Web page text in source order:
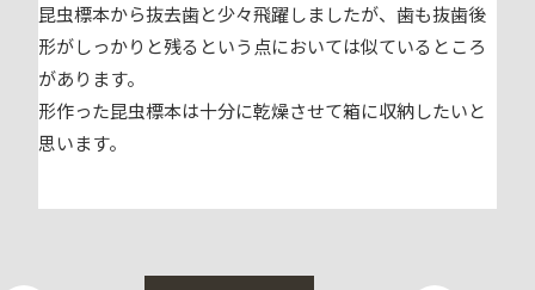
昆虫標本から抜去歯と少々飛躍しましたが、歯も抜歯後
形がしっかりと残るという点においては似ているところ
があります。
形作った昆虫標本は十分に乾燥させて箱に収納したいと
思います。